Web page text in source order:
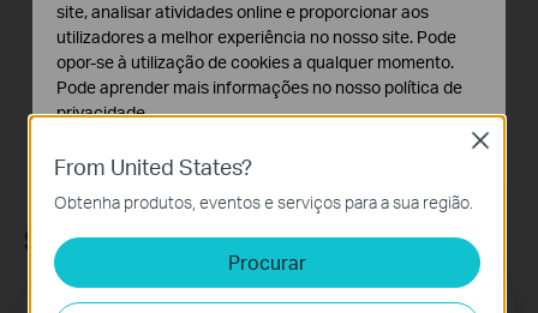
Mais Mais
Subscrição
From United States?
Obtenha produtos, eventos e serviços para a sua região.
Procurar
Close
site, analisar atividades online e proporcionar aos
utilizadores a melhor experiência no nosso site. Pode
opor-se à utilização de cookies a qualquer momento.
Pode aprender mais informações no nosso política de
privacidade.
Os cookies são necessários para o funcionamento do
website e não podem ser desativados nos seus
Cookies de Análise e Marketing
Os cookies de analise permite-nos analisar as suas